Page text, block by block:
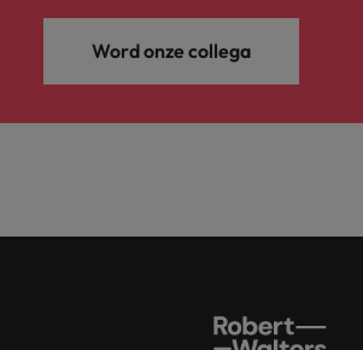
Word onze collega